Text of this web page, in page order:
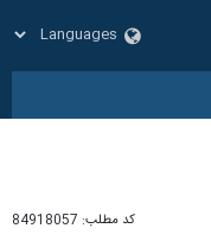
کد مطلب: 84918057